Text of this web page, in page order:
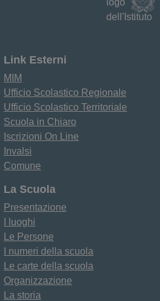
Link Esterni
MIM
Ufficio Scolastico Regionale
Ufficio Scolastico Territoriale
Scuola in Chiaro
Iscrizioni On Line
Invalsi
Comune
La Scuola
Presentazione
I luoghi
Le Persone
I numeri della scuola
Le carte della scuola
Organizzazione
La storia